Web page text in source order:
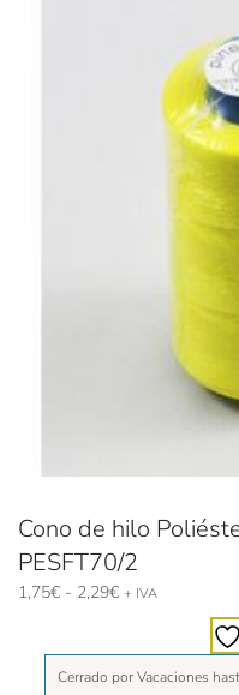
Cono de hilo
PESFT70/2
1,75€ - 2,29€Rango
desde
+ IVA
Cerrado por Vacaciones